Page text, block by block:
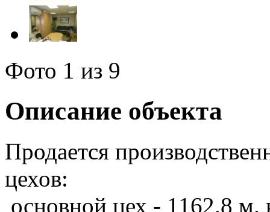
Фото 1 из 9
Описание объекта
Продается
цехов:
основной цех - 1162.8 м.